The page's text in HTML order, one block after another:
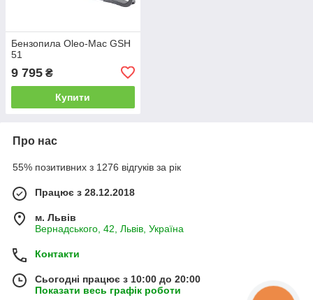
Бензопила Oleo-Mac GSH
51
9 795 ₴
Купити
Про нас
55% позитивних з 1276 відгуків за рік
Працює з 28.12.2018
м. Львів
Вернадського, 42, Львів, Україна
Контакти
Сьогодні працює з 10:00 до 20:00
Показати весь графік роботи